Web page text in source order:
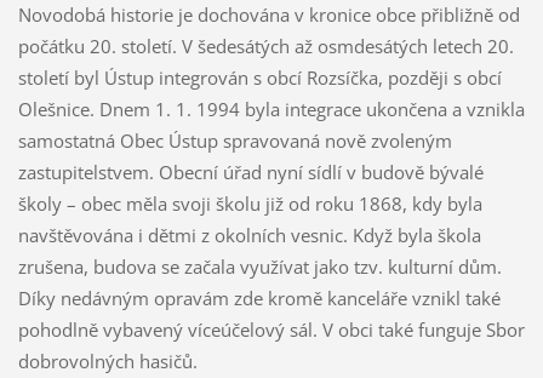
Novodobá historie je dochována v kronice obce přibližně od
počátku 20. století. V šedesátých až osmdesátých letech 20.
století byl Ústup integrován s obcí Rozsíčka, později s obcí
Olešnice. Dnem 1. 1. 1994 byla integrace ukončena a vznikla
samostatná Obec Ústup spravovaná nově zvoleným
zastupitelstvem. Obecní úřad nyní sídlí v budově bývalé
školy – obec měla svoji školu již od roku 1868, kdy byla
navštěvována i dětmi z okolních vesnic. Když byla škola
zrušena, budova se začala využívat jako tzv. kulturní dům.
Díky nedávným opravám zde kromě kanceláře vznikl také
pohodlně vybavený víceúčelový sál. V obci také funguje Sbor
dobrovolných hasičů.